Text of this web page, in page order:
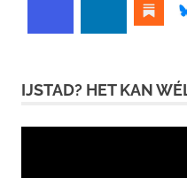
IJSTAD? HET KAN